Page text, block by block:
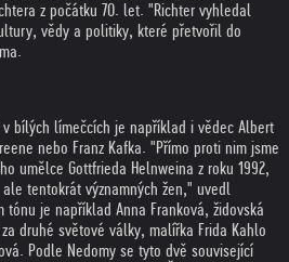
z počátku 70. let. "Richter vyhledal
vědy a politiky, které přetvořil do
bílých límečcích je například i vědec Albert
nebo Franz Kafka. "Přímo proti nim jsme
umělce Gottfrieda Helnweina z roku 1992,
tentokrát významných žen," uvedl
tónu je například Anna Franková, židovská
druhé světové války, malířka Frida Kahlo
Podle Nedomy se tyto dvě související